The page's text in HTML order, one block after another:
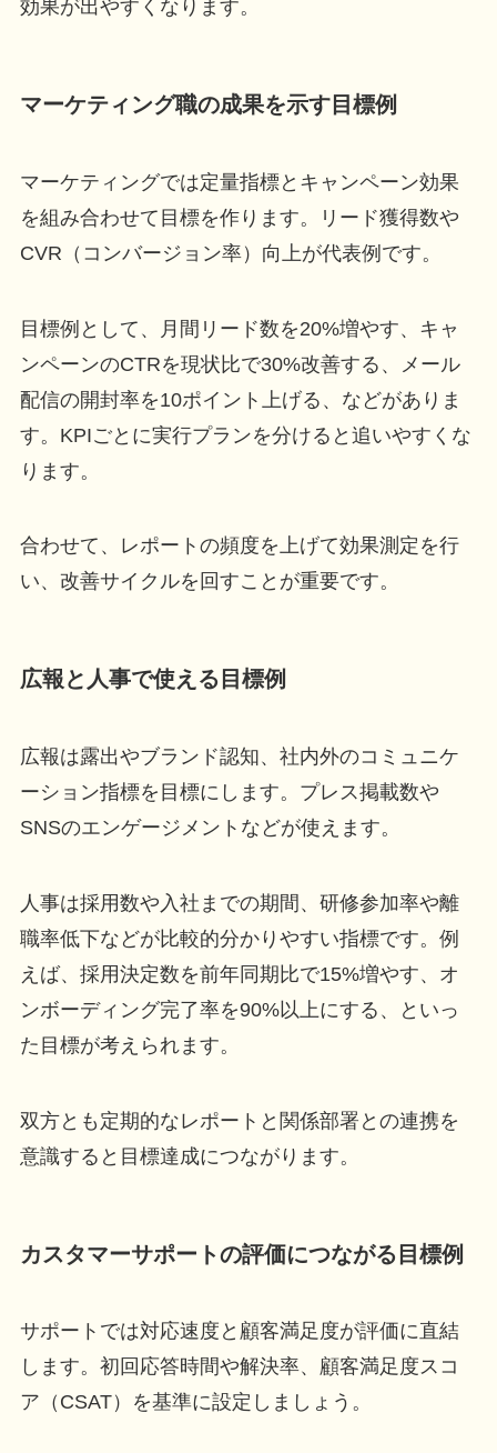
効果が出やすくなります。
マーケティング職の成果を示す目標例
マーケティングでは定量指標とキャンペーン効果
を組み合わせて目標を作ります。リード獲得数や
CVR（コンバージョン率）向上が代表例です。
目標例として、月間リード数を20%増やす、キャ
ンペーンのCTRを現状比で30%改善する、メール
配信の開封率を10ポイント上げる、などがありま
す。KPIごとに実行プランを分けると追いやすくな
ります。
合わせて、レポートの頻度を上げて効果測定を行
い、改善サイクルを回すことが重要です。
広報と人事で使える目標例
広報は露出やブランド認知、社内外のコミュニケ
ーション指標を目標にします。プレス掲載数や
SNSのエンゲージメントなどが使えます。
人事は採用数や入社までの期間、研修参加率や離
職率低下などが比較的分かりやすい指標です。例
えば、採用決定数を前年同期比で15%増やす、オ
ンボーディング完了率を90%以上にする、といっ
た目標が考えられます。
双方とも定期的なレポートと関係部署との連携を
意識すると目標達成につながります。
カスタマーサポートの評価につながる目標例
サポートでは対応速度と顧客満足度が評価に直結
します。初回応答時間や解決率、顧客満足度スコ
ア（CSAT）を基準に設定しましょう。